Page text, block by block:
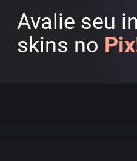
Avalie seu
skins no